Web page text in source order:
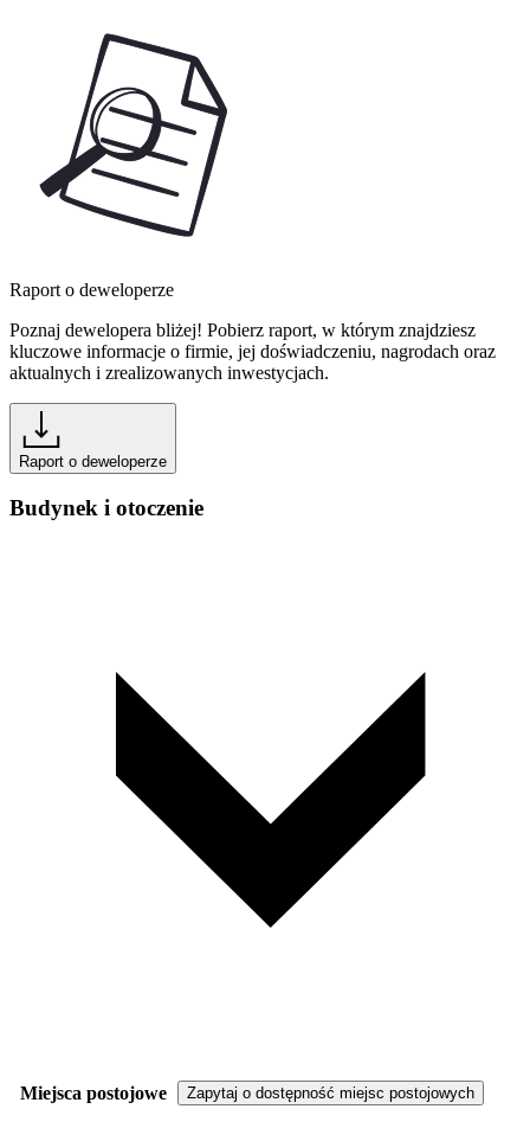
Raport o deweloperze
Poznaj dewelopera bliżej! Pobierz raport, w którym znajdziesz
kluczowe informacje o firmie, jej doświadczeniu, nagrodach oraz
aktualnych i zrealizowanych inwestycjach.
Raport o deweloperze
Budynek i otoczenie
Miejsca postojowe Zapytaj o dostępność miejsc postojowych